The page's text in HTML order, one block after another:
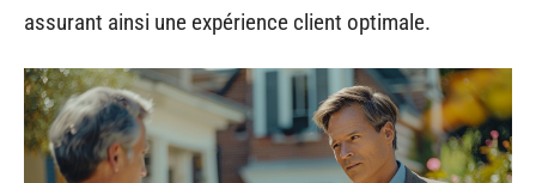
assurant ainsi une expérience client optimale.